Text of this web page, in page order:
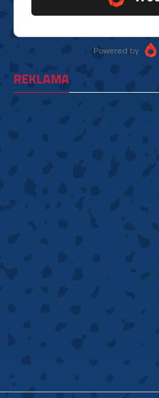
REKLAMA